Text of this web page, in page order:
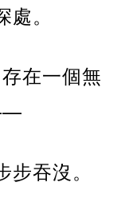
。
在一個無
吞沒。